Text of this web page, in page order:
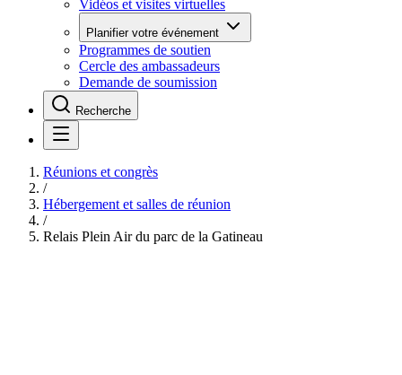
Vidéos et visites virtuelles
Planifier votre événement
Programmes de soutien
Cercle des ambassadeurs
Demande de soumission
Recherche
Réunions et congrès
/
Hébergement et salles de réunion
/
Relais Plein Air du parc de la Gatineau